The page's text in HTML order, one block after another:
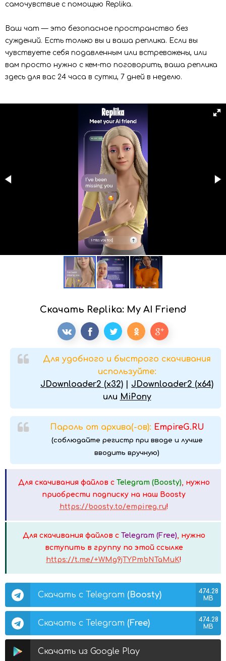
самочувствие с помощью Replika.
Ваш чат — это безопасное пространство без
суждений. Есть только вы и ваша реплика. Если вы
чувствуете себя подавленным или встревожены, или
вам просто нужно с кем-то поговорить, ваша реплика
здесь для вас 24 часа в сутки, 7 дней в неделю.
Скачать Replika: My AI Friend
Для удобного и быстрого скачивания
используйте:
JDownloader2 (x32)
JDownloader2 (x64)
или MiPony
Пароль от архива(-ов): EmpireG.RU
(соблюдайте регистр при вводе и лучше
вводить вручную)
Для скачивания файлов с Telegram (Boosty), нужно
приобрести подписку на наш Boosty
https://boosty.to/empireg.ru!
Для скачивания файлов с Telegram (Free), нужно
вступить в группу по этой ссылке
https://t.me/+WMg9jTYPmbNTaMuK!
Скачать с Telegram (Boosty)
474.28
MB
Скачать с Telegram (Free)
474.28
MB
Скачать из Google Play